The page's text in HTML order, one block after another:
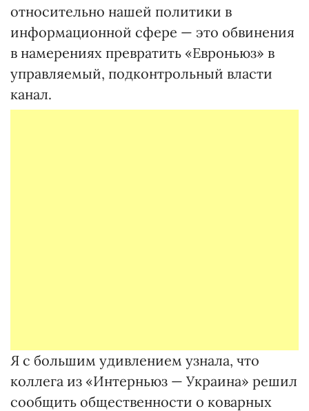
относительно нашей политики в
информационной сфере — это обвинения
в намерениях превратить «Евроньюз» в
управляемый, подконтрольный власти
канал.
Я с большим удивлением узнала, что
коллега из «Интерньюз — Украина» решил
сообщить общественности о коварных